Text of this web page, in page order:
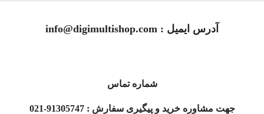
آدرس ایمیل : info@digimultishop.com
شماره تماس
جهت مشاوره خرید و پیگیری سفارش : 91305747-021